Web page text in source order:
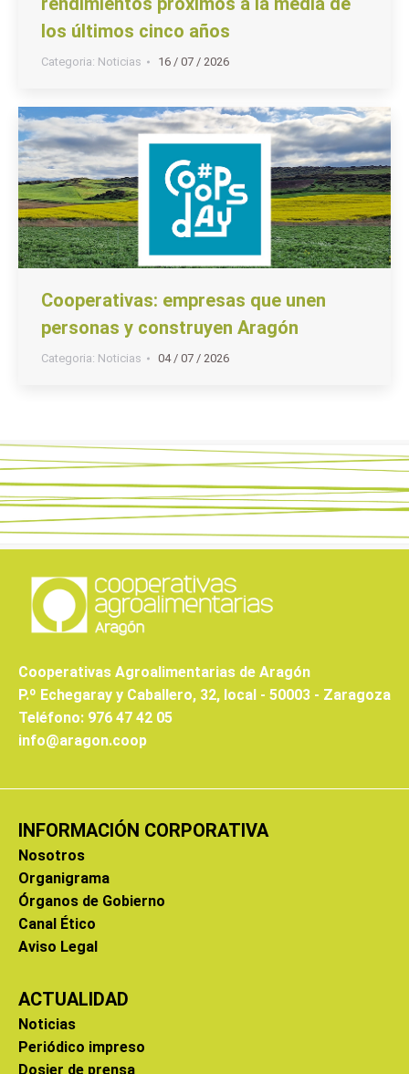
los últimos cinco años
Categoria: Noticias 16 / 07 / 2026
Cooperativas: empresas que unen
personas y construyen Aragón
Categoria: Noticias 04 / 07 / 2026
Cooperativas Agroalimentarias de Aragón
P.º Echegaray y Caballero, 32, local - 50003 - Zaragoza
Teléfono: 976 47 42 05
info@aragon.coop
INFORMACIÓN CORPORATIVA
Nosotros
Organigrama
Órganos de Gobierno
Canal Ético
Aviso Legal
ACTUALIDAD
Noticias
Periódico impreso
Dosier de prensa